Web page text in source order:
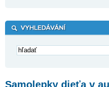
Samolepky dieťa v